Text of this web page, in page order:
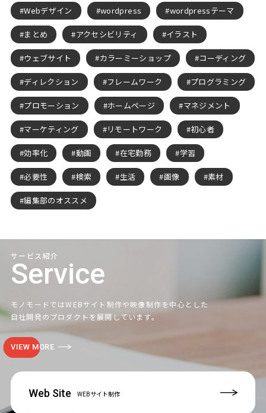
Webデザイン wordpress wordpressテーマ
まとめ アクセシビリティ イラスト
ウェブサイト カラーミーショップ コーディング
ディレクション フレームワーク プログラミング
プロモーション ホームページ マネジメント
マーケティング リモートワーク 初心者
効率化 動画 在宅勤務 学習
必要性 検索 生活 画像 素材
編集部のオススメ
サービス紹介
Service
モノモードではWEBサイト制作や映像制作を中心とした
自社開発のプロダクトを展開しています。
VIEW MORE
Web Site WEBサイト制作